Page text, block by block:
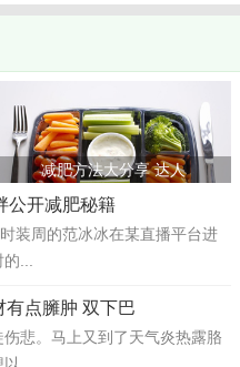
减肥方法大分享 达人
公开减肥秘籍
装周的范冰冰在某直播平台进
...
点臃肿 双下巴
悲。马上又到了天气炎热露胳